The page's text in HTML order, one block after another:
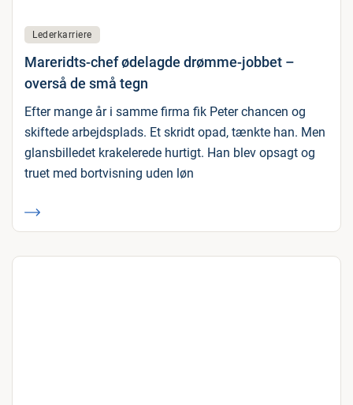
Lederkarriere
Mareridts-chef ødelagde drømme-jobbet –
overså de små tegn
Efter mange år i samme firma fik Peter chancen og
skiftede arbejdsplads. Et skridt opad, tænkte han. Men
glansbilledet krakelerede hurtigt. Han blev opsagt og
truet med bortvisning uden løn